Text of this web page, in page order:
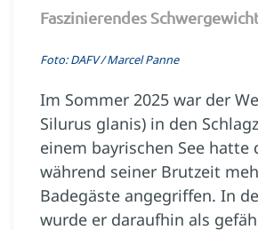
Faszinierendes
Foto: DAFV / Marcel Panne
Im Sommer 2025 war der
Silurus glanis) in den
einem bayrischen See hatte
während seiner Brutzeit
Badegäste angegriffen. In
wurde er daraufhin als